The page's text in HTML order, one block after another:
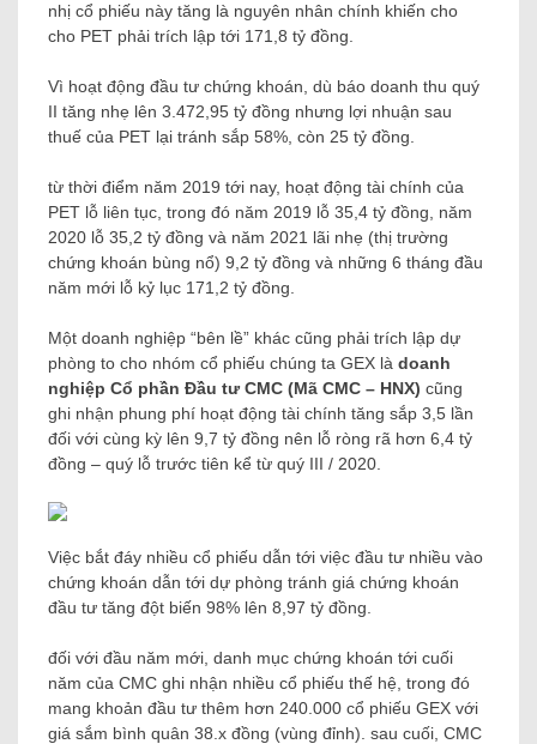
nhị cổ phiếu này tăng là nguyên nhân chính khiến cho
cho PET phải trích lập tới 171,8 tỷ đồng.
Vì hoạt động đầu tư chứng khoán, dù báo doanh thu quý
II tăng nhẹ lên 3.472,95 tỷ đồng nhưng lợi nhuận sau
thuế của PET lại tránh sắp 58%, còn 25 tỷ đồng.
từ thời điểm năm 2019 tới nay, hoạt động tài chính của
PET lỗ liên tục, trong đó năm 2019 lỗ 35,4 tỷ đồng, năm
2020 lỗ 35,2 tỷ đồng và năm 2021 lãi nhẹ (thị trường
chứng khoán bùng nổ) 9,2 tỷ đồng và những 6 tháng đầu
năm mới lỗ kỷ lục 171,2 tỷ đồng.
Một doanh nghiệp “bên lề” khác cũng phải trích lập dự
phòng to cho nhóm cổ phiếu chúng ta GEX là doanh
nghiệp Cổ phần Đầu tư CMC (Mã CMC – HNX) cũng
ghi nhận phung phí hoạt động tài chính tăng sắp 3,5 lần
đối với cùng kỳ lên 9,7 tỷ đồng nên lỗ ròng rã hơn 6,4 tỷ
đồng – quý lỗ trước tiên kể từ quý III / 2020.
Việc bắt đáy nhiều cổ phiếu dẫn tới việc đầu tư nhiều vào
chứng khoán dẫn tới dự phòng tránh giá chứng khoán
đầu tư tăng đột biến 98% lên 8,97 tỷ đồng.
đối với đầu năm mới, danh mục chứng khoán tới cuối
năm của CMC ghi nhận nhiều cổ phiếu thế hệ, trong đó
mang khoản đầu tư thêm hơn 240.000 cổ phiếu GEX với
giá sắm bình quân 38.x đồng (vùng đỉnh). sau cuối, CMC